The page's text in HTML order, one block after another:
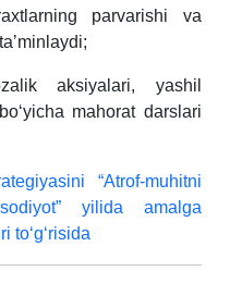
parvarishi va
aksiyalari, yashil
mahorat darslari
“Atrof-muhitni
yilida amalga
to‘g‘risida